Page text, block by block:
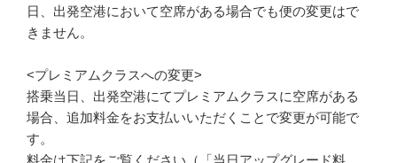
日、出発空港において空席がある場合でも便の変更はで
きません。
<プレミアムクラスへの変更>
搭乗当日、出発空港にてプレミアムクラスに空席がある
場合、追加料金をお支払いいただくことで変更が可能で
す。
料金は下記をご覧ください（「当日アップグレード料